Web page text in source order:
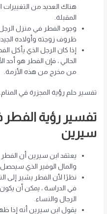
هناك العديد من التغييرات
المقبلة.
وجود الفطر في منزل
ظروف زوجته وأولاده
إذا كان الرجل الذي يأكل
الحالي ، فإن الفطر هو أحد
من مخرج من هذه الأزمة.
تفسير حلم رؤية المجزرة في المنام.
تفسير رؤية الفطر
سيرين
يعتقد ابن سيرين أن
والمال الوفير الذي
نظرًا لأن الفطر يشير إلى
في الدراسة ، يمكن أن
الرجال والنساء.
يقول ابن سيرين أنه إذا